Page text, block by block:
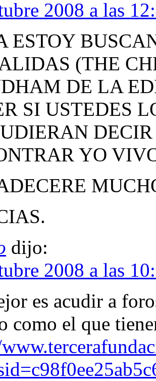
2008 a las
ESTOY
(THE
DE LA
SI USTEDES
YO
dijo:
2008 a las
es acudir a
como el que